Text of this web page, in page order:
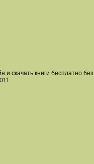
и скачать книги бесплатно